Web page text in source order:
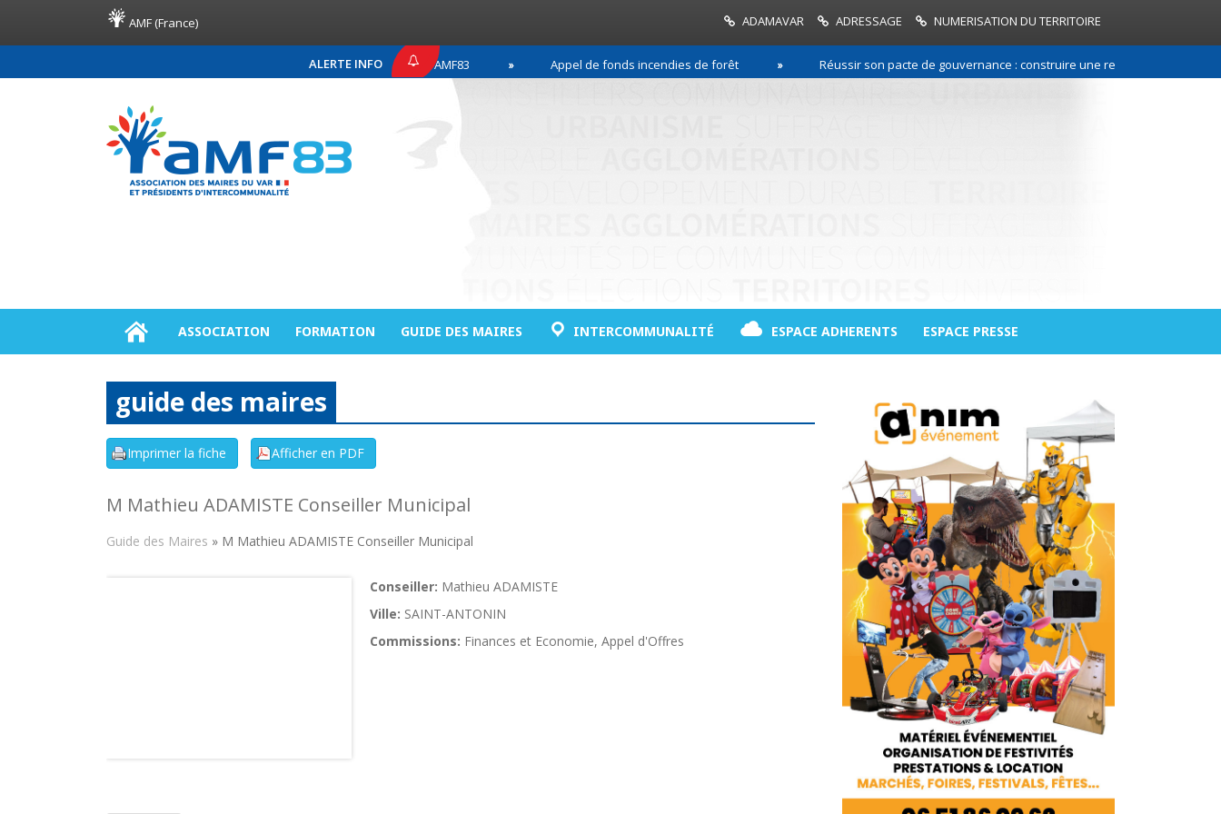
AMF (France) ADAMAVAR ADRESSAGE NUMERISATION DU TERRITOIRE
ALERTE INFO
COMMUNIQUÉ DE PRESSE AMF83 Appel de fonds incendies de forêt Réussir son pacte de gouvernance : construire une relation de confiance entre
ASSOCIATION FORMATION GUIDE DES MAIRES INTERCOMMUNALITÉ ESPACE ADHERENTS ESPACE PRESSE
guide des maires
M Mathieu ADAMISTE Conseiller Municipal
Guide des Maires » M Mathieu ADAMISTE Conseiller Municipal
Conseiller: Mathieu ADAMISTE
Ville: SAINT-ANTONIN
Commissions: Finances et Economie, Appel d'Offres